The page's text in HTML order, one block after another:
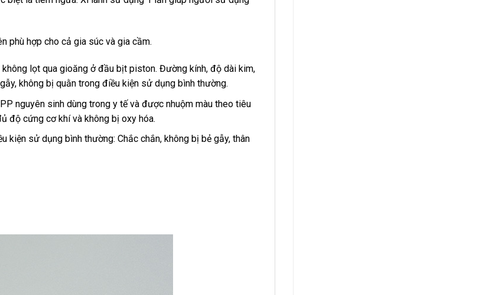
phù hợp cho cả gia súc và gia cầm.
lọt qua gioăng ở đầu bịt piston. Đường kính, độ dài kim,
không bị quằn trong điều kiện sử dụng bình thường.
nguyên sinh dùng trong y tế và được nhuộm màu theo tiêu
độ cứng cơ khí và không bị oxy hóa.
sử dụng bình thường: Chắc chắn, không bị bẻ gẫy, thân